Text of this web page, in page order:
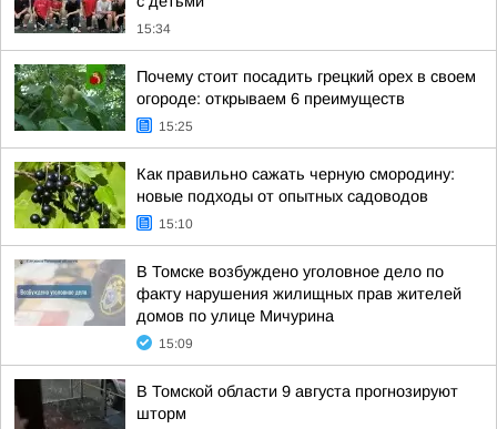
15:34
Почему стоит посадить грецкий орех в своем
огороде: открываем 6 преимуществ
15:25
Как правильно сажать черную смородину:
новые подходы от опытных садоводов
15:10
В Томске возбуждено уголовное дело по
факту нарушения жилищных прав жителей
домов по улице Мичурина
15:09
В Томской области 9 августа прогнозируют
шторм